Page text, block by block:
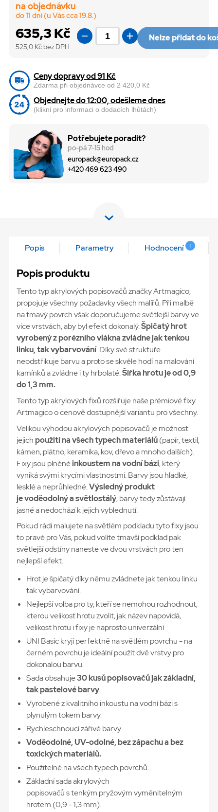
635,3 Kč
525,0 Kč bez DPH
na objednávku
do 11 dní (u Vás cca 19.8.)
Nelze přidat do
Ceny dopravy od 91 Kč
Zdarma při objednávce od 2 420,0 Kč
Objednejte do 12:00, odešleme dnes
(klikni pro informaci o dodacích lhůtách)
Potřebujete poradit?
po-pá 7-15 hod
europack@europack.cz
+420 469 623 490
Popis Parametry Hodnocení 1
Popis produktu
Tento typ akrylových popisovačů značky Artmagico,
propojuje všechny požadavky všech malířů. Při malbě
na tmavý povrch však doporučujeme světlejší barvy ve
více vrstvách, aby byl efekt dokonalý.Špičatý hrot
vyrobený z porézního vlákna zvládne jak tenkou
linku, tak vybarvování. Díky své struktuře
neodstřikuje barvu a proto se skvěle hodí na malování
kamínků a zvládne i ty hrbolaté.Šířka hrotu je od 0,9
do 1,3 mm.
Tento typ akrylových fixů rozšiřuje naše prémiové fixy
Artmagico o cenově dostupnější variantu pro všechny.
Velikou výhodou akrylových popisovačů je možnost
jejich použití na všech typech materiálů(papír, textil,
kámen, plátno, keramika, kov, dřevo a mnoho dalších).
Fixy jsou plněnéinkoustem na vodní bázi, který
vyniká svými krycími vlastnostmi. Barvy jsou hladké,
lesklé a neprůhledné.Výsledný produkt
je voděodolný a světlostálý, barvy tedy zůstávají
jasné a nedochází k jejich vyblednutí.
Pokud rádi malujete na světlém podkladu tyto fixy jsou
to pravé pro Vás, pokud volíte tmavší podklad pak
světlejší odstíny naneste ve dvou vrstvách pro ten
nejlepší efekt.
Hrot je špičatý díky němu zvládnete jak tenkou linku
tak vybarvování.
Nejlepší volba pro ty, kteří se nemohou rozhodnout,
kterou velikost hrotu zvolit, jak název napovídá,
velikost hrotu i fixy je naprosto univerzální
UNI Basic kryjí perfektně na světlém povrchu - na
černém povrchu je ideální použít dvě vrstvy pro
dokonalou barvu.
Sada obsahuje30 kusů popisovačů jak základní,
tak pastelové barvy.
Vyrobené z kvalitního inkoustu na vodní bázi s
plynulým tokem barvy.
Rychleschnoucí zářivé barvy.
Voděodolné, UV-odolné, bez zápachu a bez
toxických materiálů.
Použitelné na všech typech povrchů.
Základní sada akrylových
popisovačů s tenkým pryžovým vyměnitelným
hrotem (0,9 - 1,3 mm).